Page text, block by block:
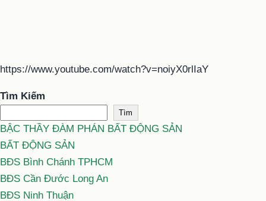
https://www.youtube.com/watch?v=noiyX0rlIaY
Tìm Kiếm
Tìm
BẬC THẦY ĐÀM PHÁN BẤT ĐỘNG SẢN
BẤT ĐỘNG SẢN
BĐS Bình Chánh TPHCM
BĐS Cần Đước Long An
BĐS Ninh Thuận